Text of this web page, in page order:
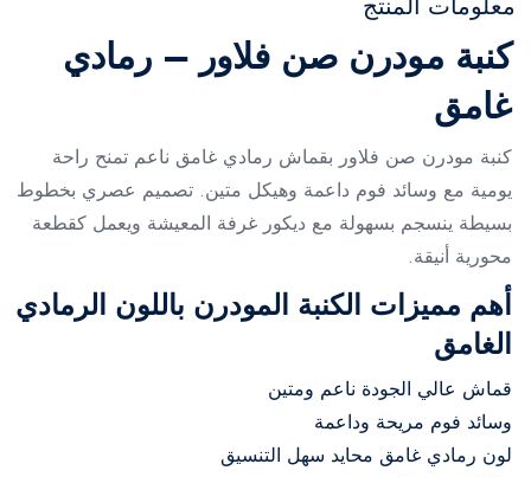
كنبة مودرن صن فلاور – رمادي
غامق
كنبة مودرن صن فلاور بقماش رمادي غامق ناعم تمنح راحة
يومية مع وسائد فوم داعمة وهيكل متين. تصميم عصري بخطوط
بسيطة ينسجم بسهولة مع ديكور غرفة المعيشة ويعمل كقطعة
محورية أنيقة.
أهم مميزات الكنبة المودرن باللون الرمادي
الغامق
قماش عالي الجودة ناعم ومتين
وسائد فوم مريحة وداعمة
لون رمادي غامق محايد سهل التنسيق